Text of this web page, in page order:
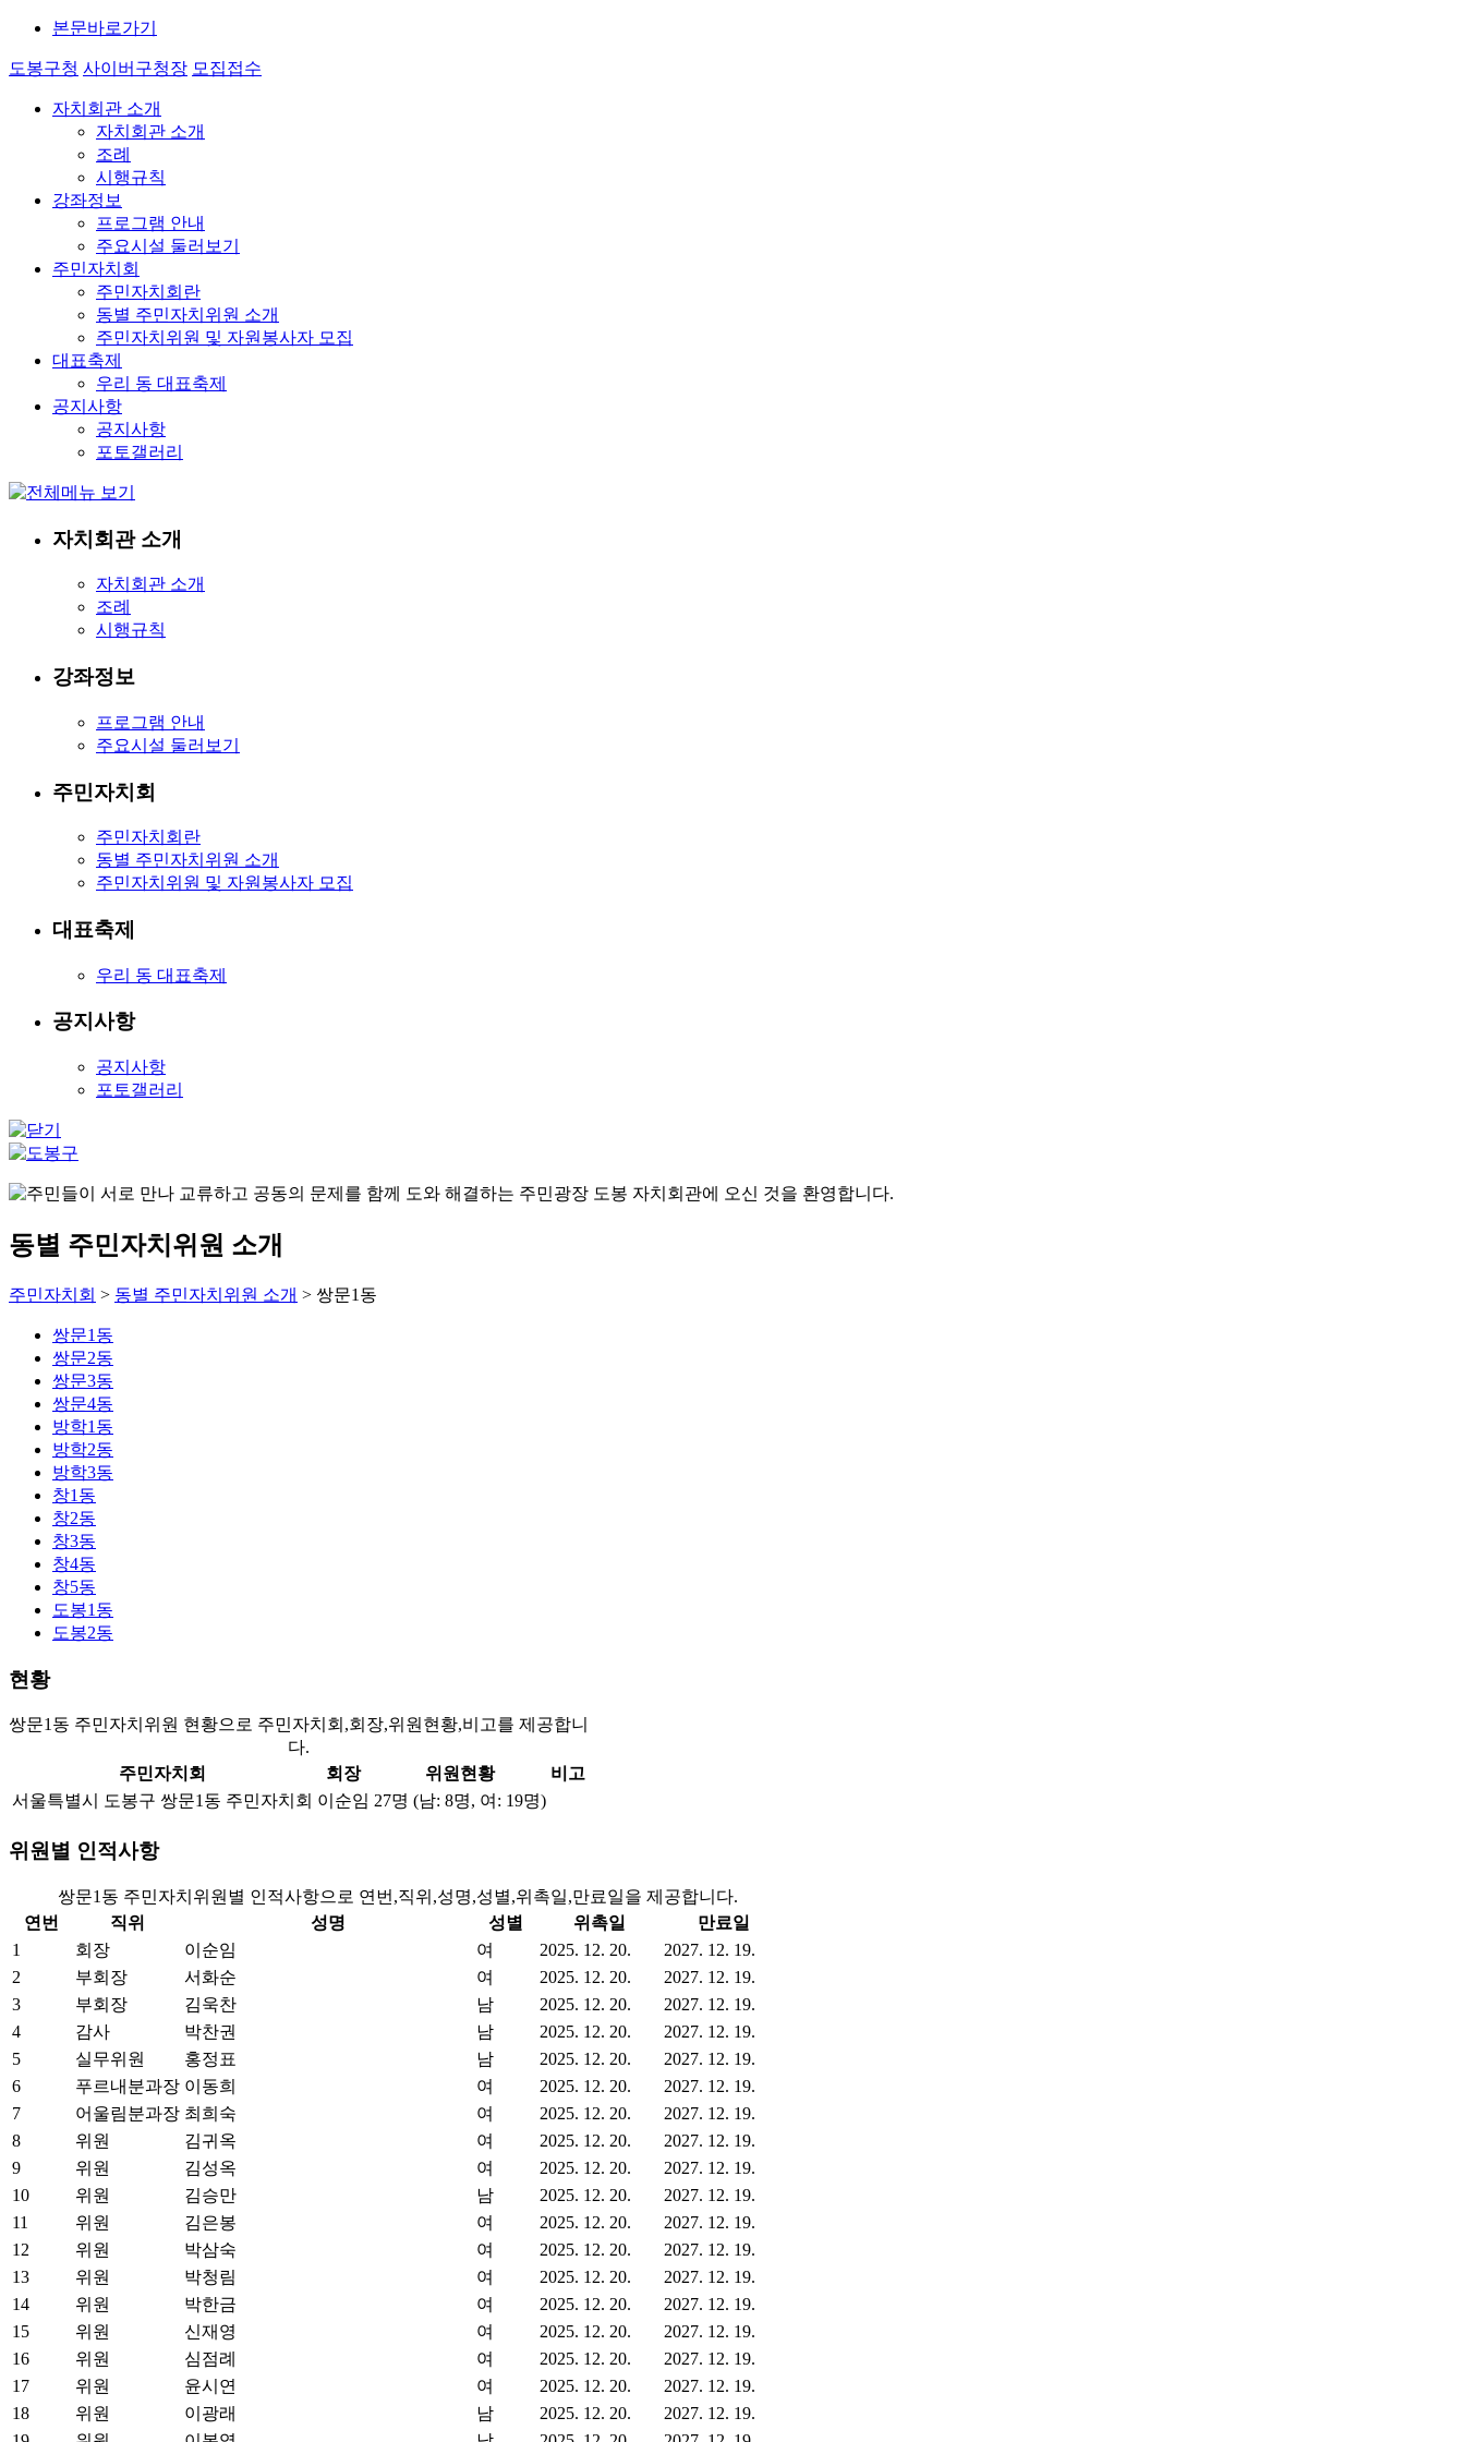
본문바로가기
도봉구청 사이버구청장 모집접수
자치회관 소개
자치회관 소개
조례
시행규칙
강좌정보
프로그램 안내
주요시설 둘러보기
주민자치회
주민자치회란
동별 주민자치위원 소개
주민자치위원 및 자원봉사자 모집
대표축제
우리 동 대표축제
공지사항
공지사항
포토갤러리
자치회관 소개
자치회관 소개
조례
시행규칙
강좌정보
프로그램 안내
주요시설 둘러보기
주민자치회
주민자치회란
동별 주민자치위원 소개
주민자치위원 및 자원봉사자 모집
대표축제
우리 동 대표축제
공지사항
공지사항
포토갤러리
동별 주민자치위원 소개
주민자치회 > 동별 주민자치위원 소개 > 쌍문1동
쌍문1동
쌍문2동
쌍문3동
쌍문4동
방학1동
방학2동
방학3동
창1동
창2동
창3동
창4동
창5동
도봉1동
도봉2동
현황
쌍문1동 주민자치위원 현황으로 주민자치회,회장,위원현황,비고를 제공합니
다.
주민자치회
회장 위원현황
비고
서울특별시 도봉구 쌍문1동 주민자치회 이순임 27명 (남: 8명, 여: 19명)
위원별 인적사항
쌍문1동 주민자치위원별 인적사항으로 연번,직위,성명,성별,위촉일,만료일을 제공합니다.
연번
직위 성명 성별 위촉일
만료일
1
회장 이순임 여 2025. 12. 20.
2027. 12. 19.
2
부회장 서화순 여 2025. 12. 20.
2027. 12. 19.
3
부회장 김욱찬 남 2025. 12. 20.
2027. 12. 19.
4
감사 박찬권 남 2025. 12. 20.
2027. 12. 19.
5
실무위원 홍정표 남 2025. 12. 20.
2027. 12. 19.
6
푸르내분과장 이동희 여 2025. 12. 20.
2027. 12. 19.
7
어울림분과장 최희숙 여 2025. 12. 20.
2027. 12. 19.
8
위원 김귀옥 여 2025. 12. 20.
2027. 12. 19.
9
위원 김성옥 여 2025. 12. 20.
2027. 12. 19.
10
위원 김승만 남 2025. 12. 20.
2027. 12. 19.
11
위원 김은봉 여 2025. 12. 20.
2027. 12. 19.
12
위원 박삼숙 여 2025. 12. 20.
2027. 12. 19.
13
위원 박청림 여 2025. 12. 20.
2027. 12. 19.
14
위원 박한금 여 2025. 12. 20.
2027. 12. 19.
15
위원 신재영 여 2025. 12. 20.
2027. 12. 19.
16
위원 심점례 여 2025. 12. 20.
2027. 12. 19.
17
위원 윤시연 여 2025. 12. 20.
2027. 12. 19.
18
위원 이광래 남 2025. 12. 20.
2027. 12. 19.